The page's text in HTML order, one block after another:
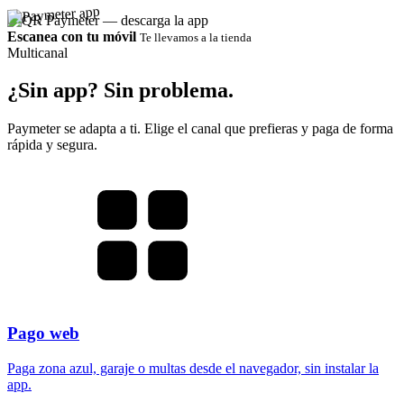
Escanea con tu móvil Te llevamos a la tienda
Multicanal
¿Sin app? Sin problema.
Paymeter se adapta a ti. Elige el canal que prefieras y paga de forma
rápida y segura.
Pago web
Paga zona azul, garaje o multas desde el navegador, sin instalar la
app.